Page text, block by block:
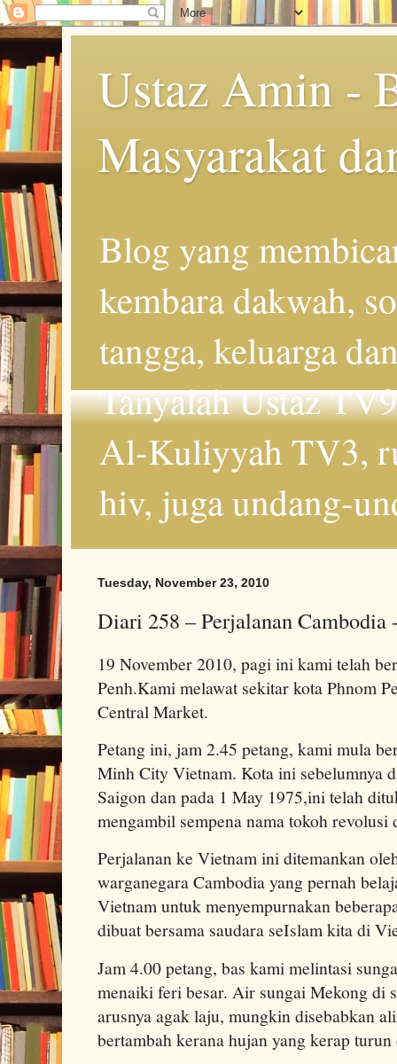
Ustaz Amin -
Masyarakat
Blog yang
kembara dakwah,
tangga, keluarga
Tanyalah Ustaz
Al-Kuliyyah TV3,
hiv, juga undang-
Tuesday, November 23, 2010
Diari 258 – Perjalanan Cambodia
19 November 2010, pagi ini kami telah
Penh.Kami melawat sekitar kota Phnom
Central Market.
Petang ini, jam 2.45 petang, kami mula
Minh City Vietnam. Kota ini sebelumnya
Saigon dan pada 1 May 1975,ini telah
mengambil sempena nama tokoh revolusi
Perjalanan ke Vietnam ini ditemankan
warganegara Cambodia yang pernah
Vietnam untuk menyempurnakan
dibuat bersama saudara seIslam kita di
Jam 4.00 petang, bas kami melintasi
menaiki feri besar. Air sungai Mekong di
arusnya agak laju, mungkin disebabkan
bertambah kerana hujan yang kerap